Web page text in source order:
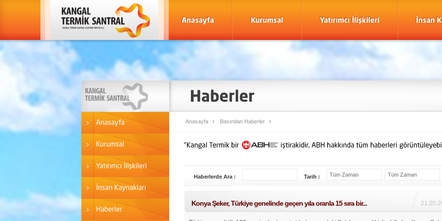
Anasayfa Basından Haberler
Haberlerde Ara : Tarih :
Konya Şeker, Türkiye genelinde geçen yıla oranla 15 sıra bir...